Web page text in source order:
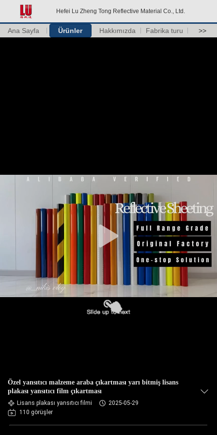
Hefei Lu Zheng Tong Reflective Material Co., Ltd.
Ana Sayfa Ürünler Hakkımızda Fabrika turu >>
Özel yansıtıcı malzeme araba çıkartması yarı bitmiş lisans
plakası yansıtıcı film çıkartması
Lisans plakası yansıtıcı filmi
2025-05-29
110 görüşler